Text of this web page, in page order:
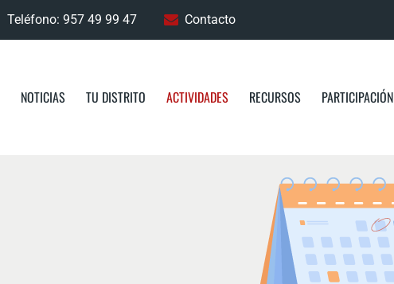
Teléfono: 957 49 99 47 Contacto
NOTICIAS TU DISTRITO ACTIVIDADES RECURSOS PARTICIPACIÓN